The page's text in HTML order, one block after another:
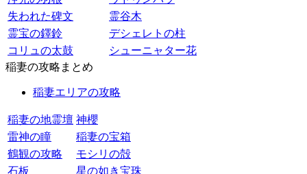
失われた碑文
霊谷木
霊宝の鐸鈴
デシェレトの柱
コリュの太鼓
シューニャター花
稲妻の攻略まとめ
稲妻エリアの攻略
稲妻の地霊壇 神櫻
雷神の瞳
稲妻の宝箱
鶴観の攻略
モシリの殻
石板
星の如き宝珠